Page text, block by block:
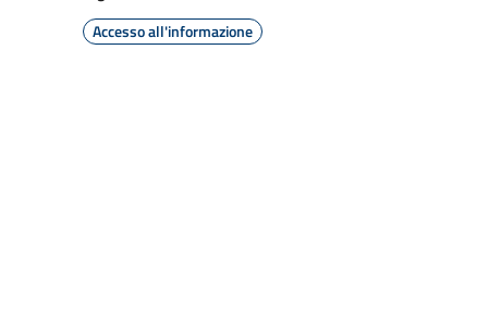
Accesso all'informazione